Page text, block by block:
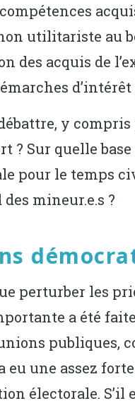
utilitariste au
des acquis de
d’intérêt
y
? Sur quelle
pour le temps
mineur.e.s ?
perturber les
a été
publiques,
eu une assez
électorale.